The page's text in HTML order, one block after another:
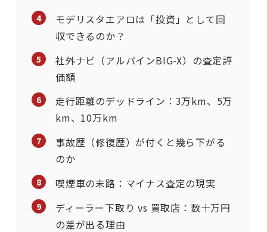
モデリスタエアロは「投資」として回
収できるのか？
社外ナビ（アルパインBIG-X）の査定評
価額
走行距離のデッドライン：3万km、5万
km、10万km
事故歴（修復歴）が付くと幾ら下がる
のか
喫煙車の末路：マイナス査定の現実
ディーラー下取り vs 買取店：数十万円
の差が出る理由